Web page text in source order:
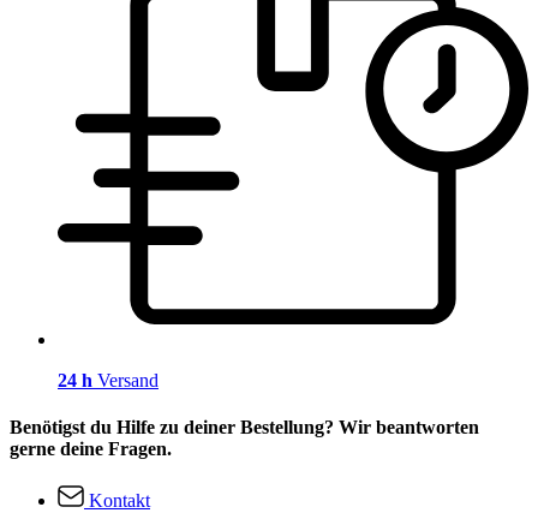
24 h Versand
Benötigst du Hilfe zu deiner Bestellung? Wir beantworten
gerne deine Fragen.
Kontakt